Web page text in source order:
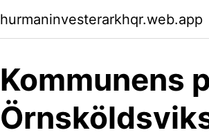
hurmaninvesterarkhqr.web.app
Kommunens